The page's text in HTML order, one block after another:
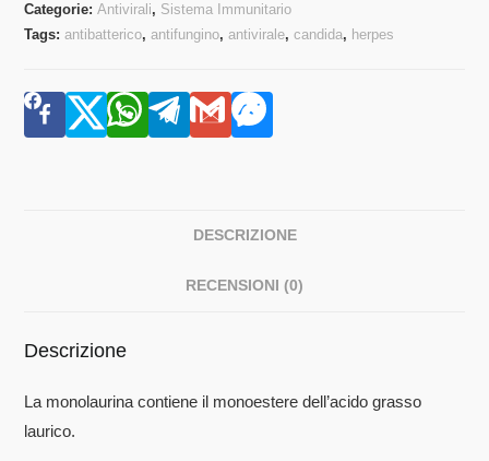
Categorie:Antivirali, Sistema Immunitario
Tags:antibatterico,antifungino,antivirale,candida, herpes
DESCRIZIONE
RECENSIONI (0)
Descrizione
La monolaurina contiene il monoestere dell’acido grasso
laurico.